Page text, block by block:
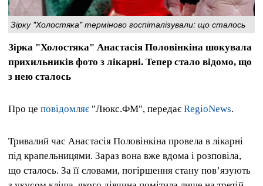
Зірку "Холостяка" терміново госпіталізували: що сталось
Зірка "Холостяка" Анастасія Половінкіна шокувала
прихильників фото з лікарні. Тепер стало відомо, що
з нею сталось
Про це повідомляє "Люкс.ФМ", передає RegioNews.
Тривалий час Анастасія Половінкіна провела в лікарні
під крапельницями. Зараз вона вже вдома і розповіла,
що сталось. За її словами, погіршення стану пов’язують